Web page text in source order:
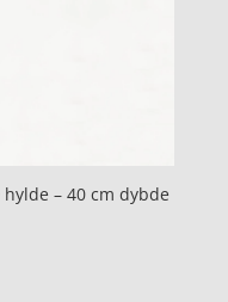
– 40 cm dybde